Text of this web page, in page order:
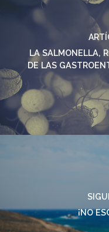
LA SALMONELLA,
DE LAS
¡NO